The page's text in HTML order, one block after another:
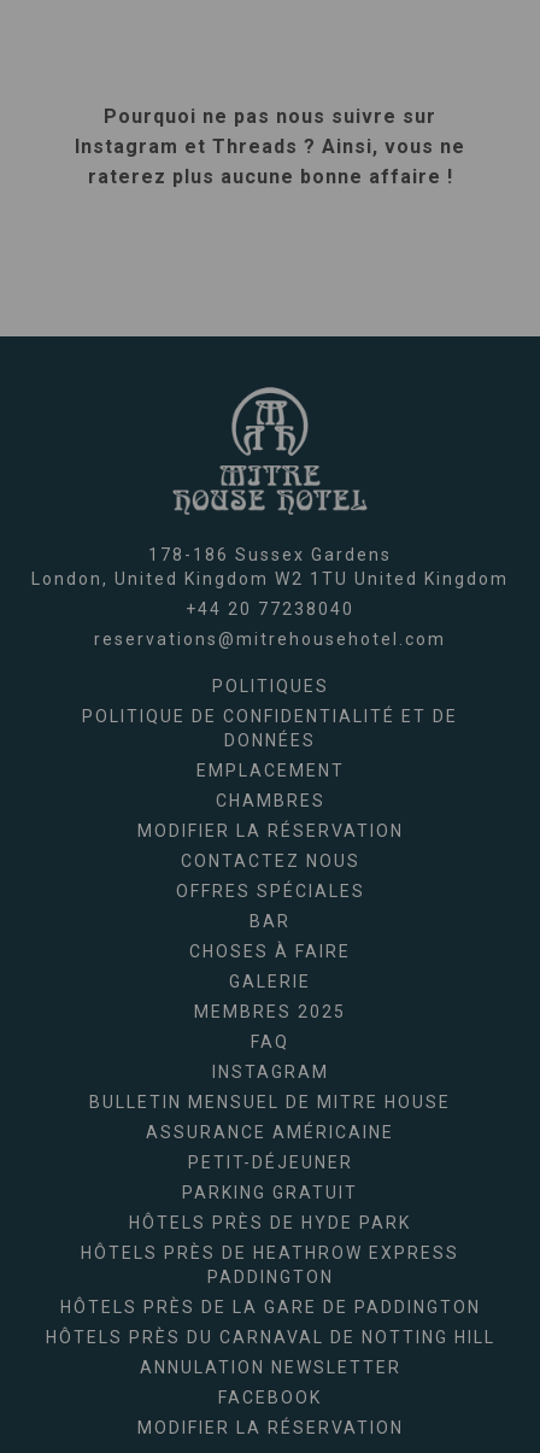
Pourquoi ne pas nous suivre sur
Instagram et Threads ? Ainsi, vous ne
raterez plus aucune bonne affaire !
178-186 Sussex Gardens
London, United Kingdom W2 1TU United Kingdom
+44 20 77238040
reservations@mitrehousehotel.com
POLITIQUES
POLITIQUE DE CONFIDENTIALITÉ ET DE
DONNÉES
EMPLACEMENT
CHAMBRES
MODIFIER LA RÉSERVATION
CONTACTEZ NOUS
OFFRES SPÉCIALES
BAR
CHOSES À FAIRE
GALERIE
MEMBRES 2025
FAQ
INSTAGRAM
BULLETIN MENSUEL DE MITRE HOUSE
ASSURANCE AMÉRICAINE
PETIT-DÉJEUNER
PARKING GRATUIT
HÔTELS PRÈS DE HYDE PARK
HÔTELS PRÈS DE HEATHROW EXPRESS
PADDINGTON
HÔTELS PRÈS DE LA GARE DE PADDINGTON
HÔTELS PRÈS DU CARNAVAL DE NOTTING HILL
ANNULATION NEWSLETTER
FACEBOOK
MODIFIER LA RÉSERVATION